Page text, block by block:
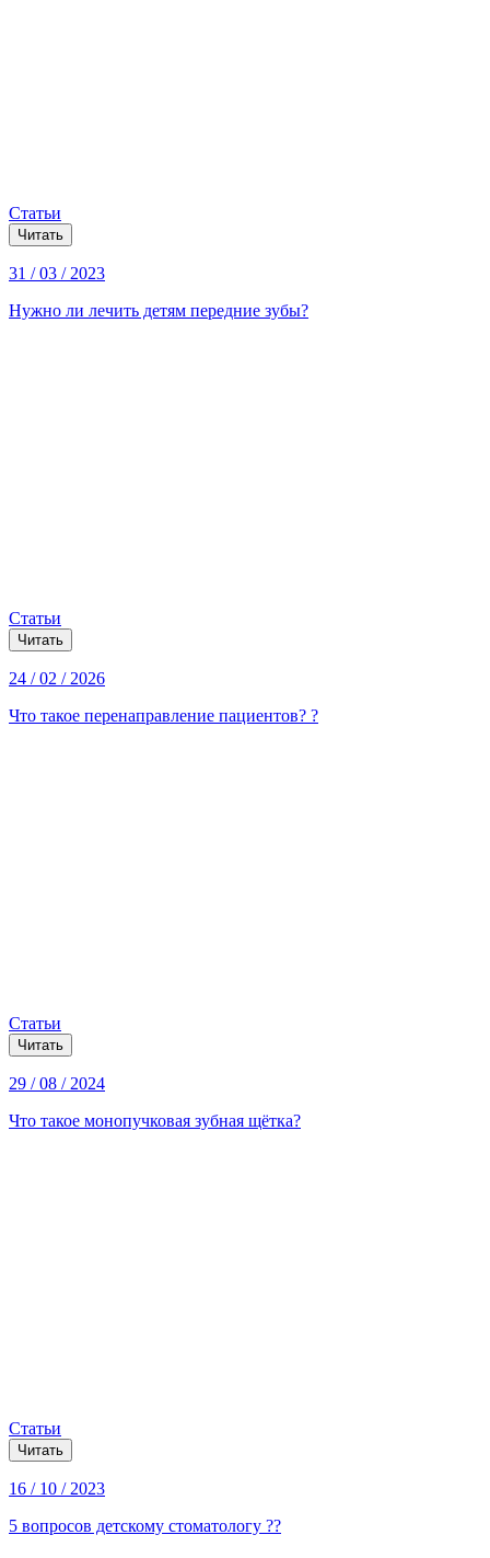
Статьи
Читать
31 / 03 / 2023
Нужно ли лечить детям передние зубы?
Статьи
Читать
24 / 02 / 2026
Что такое перенаправление пациентов? ?
Статьи
Читать
29 / 08 / 2024
Что такое монопучковая зубная щётка?
Статьи
Читать
16 / 10 / 2023
5 вопросов детскому стоматологу ??